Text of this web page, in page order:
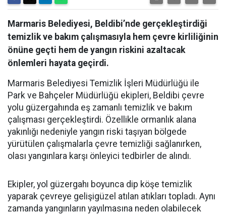
Marmaris Belediyesi, Beldibi’nde gerçekleştirdiği
temizlik ve bakım çalışmasıyla hem çevre kirliliğinin
önüne geçti hem de yangın riskini azaltacak
önlemleri hayata geçirdi.
Marmaris Belediyesi Temizlik İşleri Müdürlüğü ile
Park ve Bahçeler Müdürlüğü ekipleri, Beldibi çevre
yolu güzergahında eş zamanlı temizlik ve bakım
çalışması gerçekleştirdi. Özellikle ormanlık alana
yakınlığı nedeniyle yangın riski taşıyan bölgede
yürütülen çalışmalarla çevre temizliği sağlanırken,
olası yangınlara karşı önleyici tedbirler de alındı.
Ekipler, yol güzergahı boyunca dip köşe temizlik
yaparak çevreye gelişigüzel atılan atıkları topladı. Aynı
zamanda yangınların yayılmasına neden olabilecek